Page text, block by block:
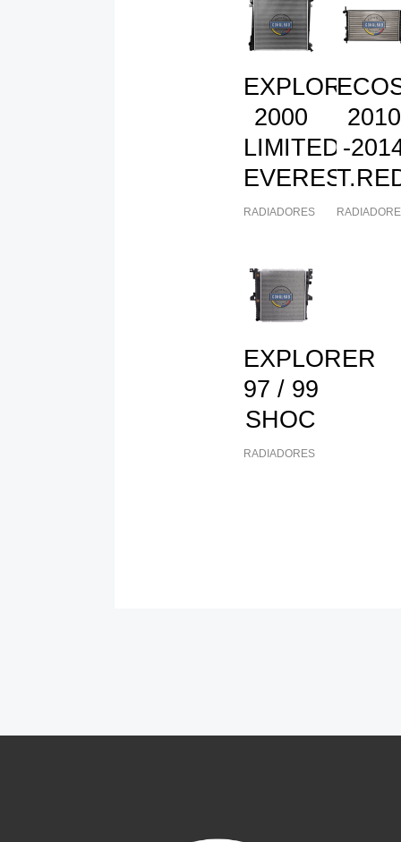
EXPLORER
2000
LIMITED-
EVEREST
RADIADORES
2010
-
EXPLORER
97 / 99
SHOC
RADIADORES